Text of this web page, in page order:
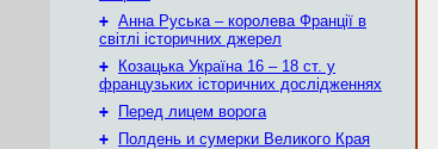
+ Анна Руська – королева Франції в
світлі історичних джерел
+
Козацька Україна 16 – 18 ст. у
французьких історичних дослідженнях
+
Перед лицем ворога
+
Полдень и сумерки Великого Края